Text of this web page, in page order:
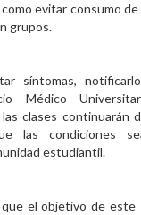
evitar consumo
grupos.
síntomas,
Médico
clases continuarán
las condiciones
estudiantil.
el objetivo de este